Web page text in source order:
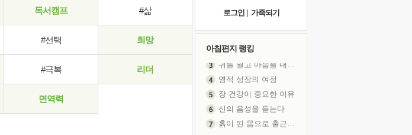
독서캠프 #삶
#선택 희망
#극복 리더
면역력
로그인
가족되기
아침편지 랭킹
영적 성장의 여정
장 건강이 중요한 이유
신의 음성을 듣는다
극과 극의 양 끝단